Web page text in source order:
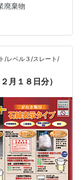
薬液等により湿
特定建築材料が
るときは、当該
え、当該特定建
養生する。 ま
内の清掃…
廃棄物
/レベル３/スレート/
月１８日分）